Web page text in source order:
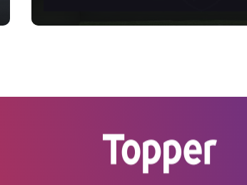
2026
bate-papo